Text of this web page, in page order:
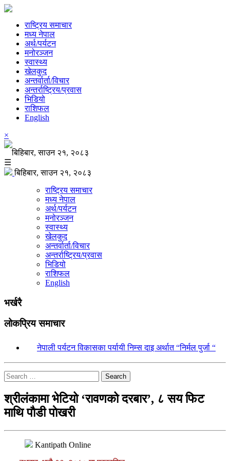
राष्ट्रिय समाचार
मध्य नेपाल
अर्थ/पर्यटन
मनोरञ्जन
स्वास्थ्य
खेलकुद
अन्तर्वार्ता/विचार
अन्तर्राष्ट्रिय/प्रवास
भिडियो
राशिफल
English
×
बिहिबार, साउन २१, २०८३
☰
बिहिबार, साउन २१, २०८३
राष्ट्रिय समाचार
मध्य नेपाल
अर्थ/पर्यटन
मनोरञ्जन
स्वास्थ्य
खेलकुद
अन्तर्वार्ता/विचार
अन्तर्राष्ट्रिय/प्रवास
भिडियो
राशिफल
English
भर्खरै
लोकप्रिय समाचार
नेपाली पर्यटन विकासका पर्यायी निम्स दाइ अर्थात “निर्मल पुर्जा “
Search
श्रीलंकामा भेटियो ‘रावणको दरबार’, ८ सय फिट
माथि पाैडी पाेखरी
Kantipath Online